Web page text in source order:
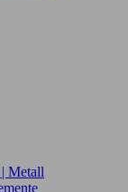
Metall